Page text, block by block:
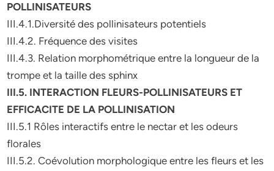
POLLINISATEURS
III.4.1.Diversité des pollinisateurs potentiels
III.4.2. Fréquence des visites
III.4.3. Relation morphométrique entre la longueur de la
trompe et la taille des sphinx
III.5. INTERACTION FLEURS-POLLINISATEURS ET
EFFICACITE DE LA POLLINISATION
III.5.1 Rôles interactifs entre le nectar et les odeurs
florales
III.5.2. Coévolution morphologique entre les fleurs et les